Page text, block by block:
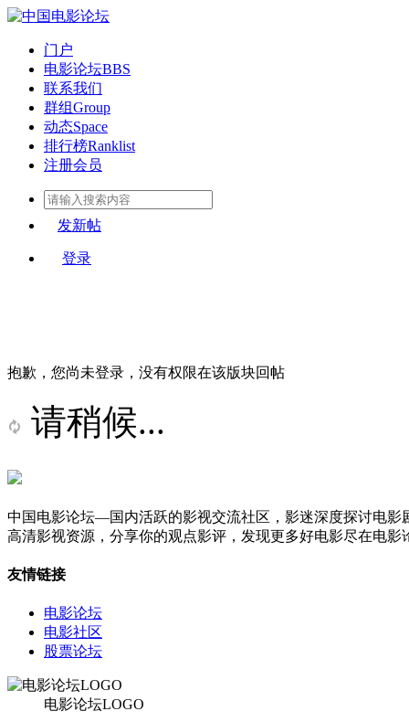
门户
电影论坛BBS
联系我们
群组Group
动态Space
排行榜Ranklist
注册会员
发新帖
登录
抱歉，您尚未登录，没有权限在该版块回帖
请稍候...
中国电影论坛—国内活跃的影视交流社区，影迷深度探讨电
高清影视资源，分享你的观点影评，发现更多好电影尽在电影
友情链接
电影论坛
电影社区
股票论坛
电影论坛LOGO